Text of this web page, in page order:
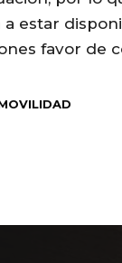
estar
favor de